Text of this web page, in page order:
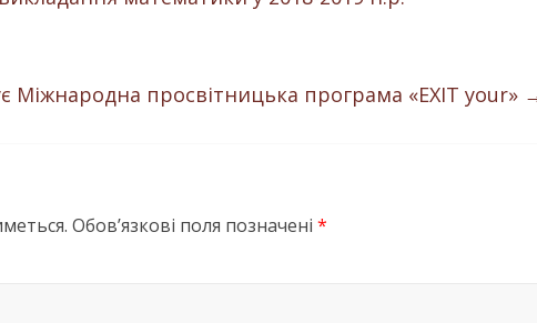
Міжнародна просвітницька програма «EXIT your»
Обов’язкові поля позначені *